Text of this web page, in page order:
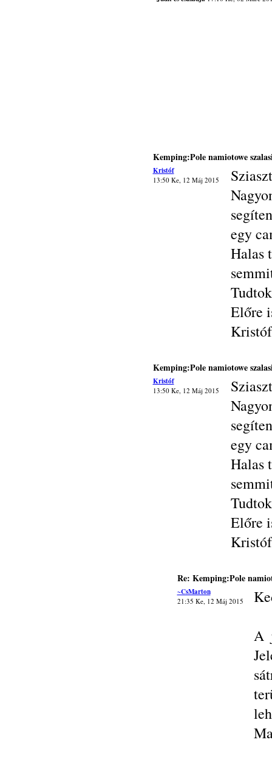
Kemping:Pole namiotowe
Kristóf
13:50 Ke, 12 Máj 2015
egy
Halas
Előre
Kristóf
Kemping:Pole namiotowe
Kristóf
13:50 Ke, 12 Máj 2015
egy
Halas
Előre
Kristóf
Re: Kemping:Pole
~CsMarton
21:35 Ke, 12 Máj 2015
A